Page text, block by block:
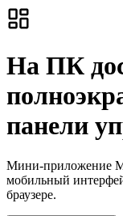
На ПК
панели
Мини-приложение
мобильный
браузере.